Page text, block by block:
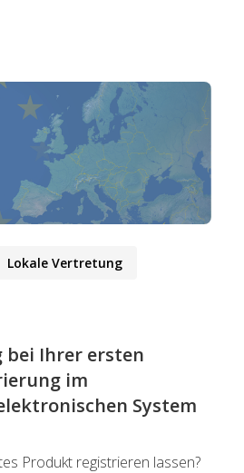
Lokale Vertretung
Ihrer ersten
im
System
Produkt registrieren lassen?